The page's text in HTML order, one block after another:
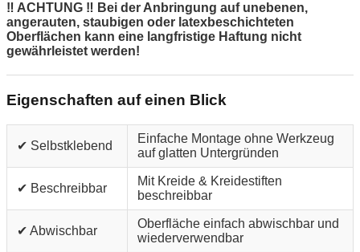
‼ ACHTUNG ‼ Bei der Anbringung auf unebenen,
angerauten, staubigen oder latexbeschichteten
Oberflächen kann eine langfristige Haftung nicht
gewährleistet werden!
Eigenschaften auf einen Blick
✔ Selbstklebend
Einfache Montage ohne Werkzeug
auf glatten Untergründen
✔ Beschreibbar
Mit Kreide & Kreidestiften
beschreibbar
✔ Abwischbar
Oberfläche einfach abwischbar und
wiederverwendbar